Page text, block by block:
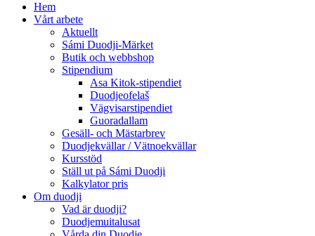
Hem
Vårt arbete
Aktuellt
Sámi Duodji-Märket
Butik och webbshop
Stipendium
Asa Kitok-stipendiet
Duodjeofelaš
Vägvisarstipendiet
Guoradallam
Gesäll- och Mästarbrev
Duodjekvällar / Vätnoekvällar
Kursstöd
Ställ ut på Sámi Duodji
Kalkylator pris
Om duodji
Vad är duodji?
Duodjemuitalusat